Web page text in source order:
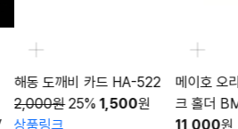
드 HA-522
1,500원
메이호 오리콘 접이식 드링
크 홀더 BM